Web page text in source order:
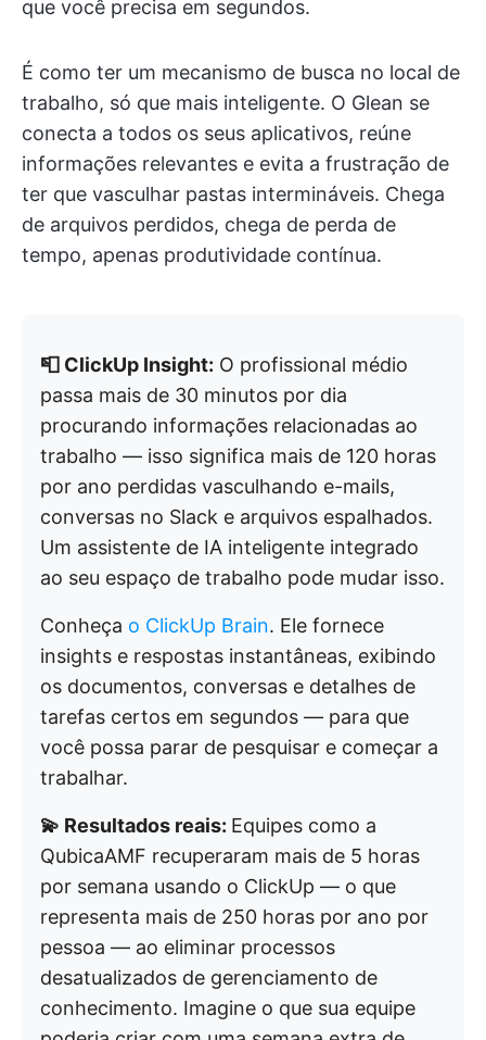
que você precisa em segundos.
É como ter um mecanismo de busca no local de
trabalho, só que mais inteligente. O Glean se
conecta a todos os seus aplicativos, reúne
informações relevantes e evita a frustração de
ter que vasculhar pastas intermináveis. Chega
de arquivos perdidos, chega de perda de
tempo, apenas produtividade contínua.
📮 ClickUp Insight: O profissional médio
passa mais de 30 minutos por dia
procurando informações relacionadas ao
trabalho — isso significa mais de 120 horas
por ano perdidas vasculhando e-mails,
conversas no Slack e arquivos espalhados.
Um assistente de IA inteligente integrado
ao seu espaço de trabalho pode mudar isso.
Conheça o ClickUp Brain. Ele fornece
insights e respostas instantâneas, exibindo
os documentos, conversas e detalhes de
tarefas certos em segundos — para que
você possa parar de pesquisar e começar a
trabalhar.
💫 Resultados reais: Equipes como a
QubicaAMF recuperaram mais de 5 horas
por semana usando o ClickUp — o que
representa mais de 250 horas por ano por
pessoa — ao eliminar processos
desatualizados de gerenciamento de
conhecimento. Imagine o que sua equipe